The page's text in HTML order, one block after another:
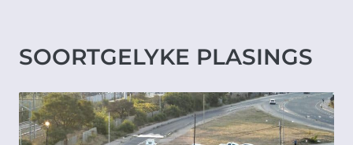
SOORTGELYKE PLASINGS